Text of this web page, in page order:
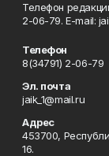
Телефон
2-06-79. Е-mаil:
Телефон
8(34791) 2-06-79
Эл. почта
jaik_1@mail.ru
Адрес
453700,
16.